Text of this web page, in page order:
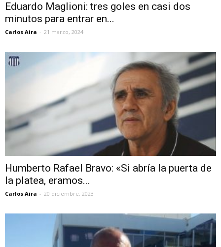
Eduardo Maglioni: tres goles en casi dos
minutos para entrar en...
Carlos Aira - 21 marzo, 2024
Humberto Rafael Bravo: «Si abría la puerta de
la platea, eramos...
Carlos Aira - 20 diciembre, 2023